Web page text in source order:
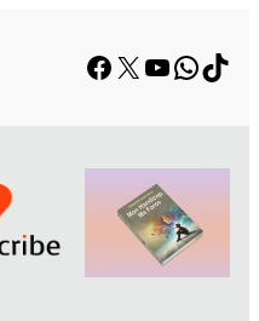
Facebook
X YouTube